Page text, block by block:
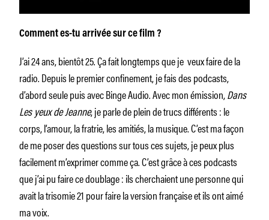
Comment es-tu arrivée sur ce film ?
J’ai 24 ans, bientôt 25. Ça fait longtemps que je veux faire de la
radio. Depuis le premier confinement, je fais des podcasts,
d’abord seule puis avec Binge Audio. Avec mon émission,Dans
Les yeux de Jeanne, je parle de plein de trucs différents : le
corps, l’amour, la fratrie, les amitiés, la musique. C’est ma façon
de me poser des questions sur tous ces sujets, je peux plus
facilement m’exprimer comme ça. C’est grâce à ces podcasts
que j’ai pu faire ce doublage : ils cherchaient une personne qui
avait la trisomie 21 pour faire la version française et ils ont aimé
ma voix.